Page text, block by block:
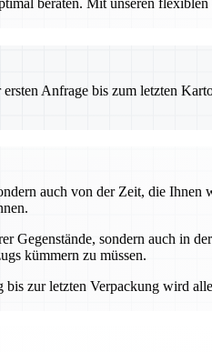
beraten. Mit unseren
Anfrage bis zum letzten
auch von der Zeit, die
sondern auch in
kümmern zu müssen.
zur letzten Verpackung wird